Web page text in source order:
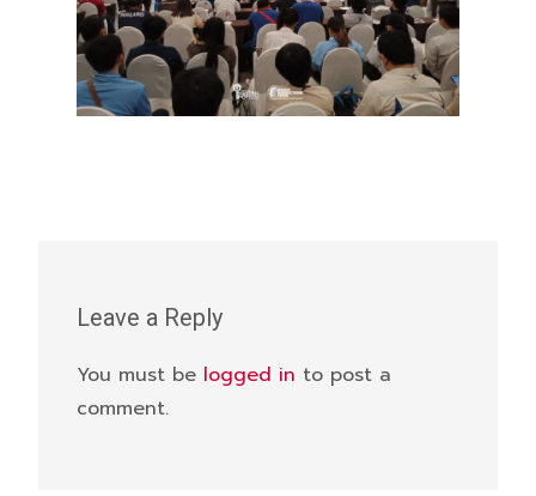
Leave a Reply
You must be logged in to post a
comment.